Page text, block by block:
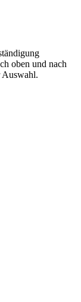
oben und nach
Auswahl.